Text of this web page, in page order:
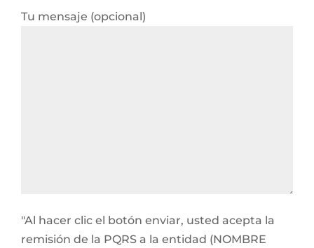
Tu mensaje (opcional)
"Al hacer clic el botón enviar, usted acepta la
remisión de la PQRS a la entidad (NOMBRE